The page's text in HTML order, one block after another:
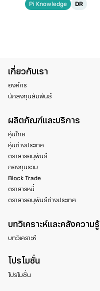
Pi Knowledge DR
เกี่ยวกับเรา
องค์กร
นักลงทุนสัมพันธ์
ผลิตภัณฑ์และบริการ
หุ้นไทย
หุ้นต่างประเทศ
ตราสารอนุพันธ์
กองทุนรวม
Block Trade
ตราสารหนี้
ตราสารอนุพันธ์ต่างประเทศ
บทวิเคราะห์และคลังความรู้
บทวิเคราะห์
โปรโมชั่น
โปรโมชั่น